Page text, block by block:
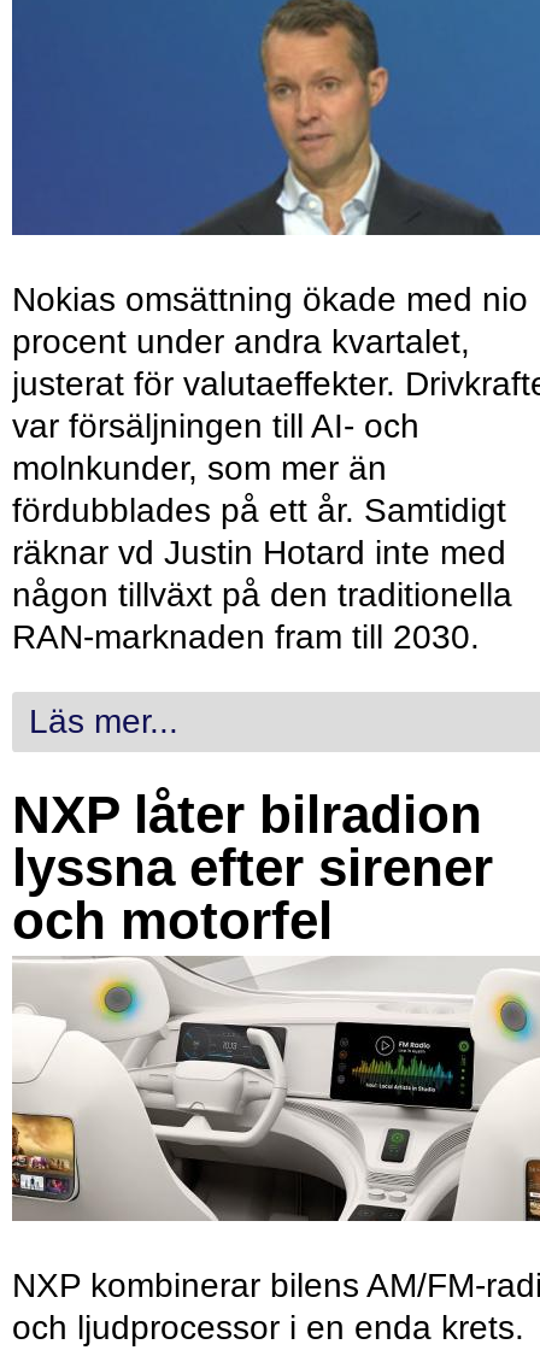
Nokias omsättning ökade med nio
procent under andra kvartalet,
justerat för valutaeffekter.
var försäljningen till AI- och
molnkunder, som mer än
fördubblades på ett år. Samtidigt
räknar vd Justin Hotard inte med
någon tillväxt på den traditionella
RAN-marknaden fram till 2030.
Läs mer...
NXP låter bilradion
lyssna efter sirener
och motorfel
NXP kombinerar bilens AM/FM-
och ljudprocessor i en enda krets.